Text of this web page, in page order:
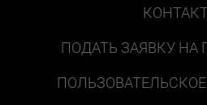
ПОДАТЬ ЗАЯВКУ